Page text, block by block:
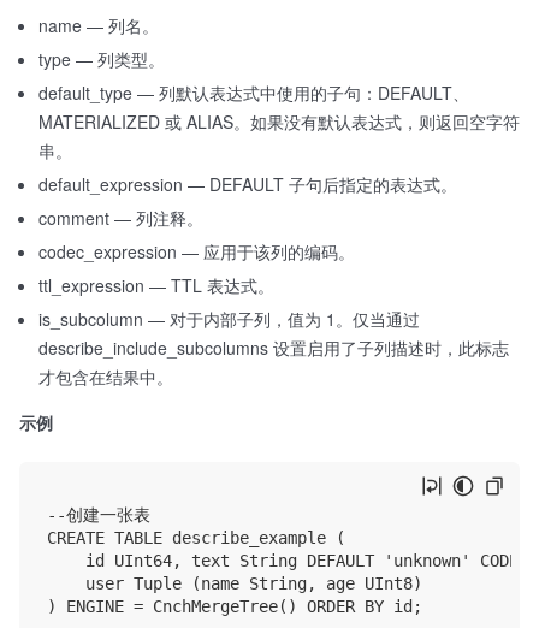
name — 列名。
type — 列类型。
default_type — 列默认表达式中使用的子句：DEFAULT、
MATERIALIZED 或 ALIAS。如果没有默认表达式，则返回空字符
串。
default_expression — DEFAULT 子句后指定的表达式。
comment — 列注释。
codec_expression — 应用于该列的编码。
ttl_expression — TTL 表达式。
is_subcolumn — 对于内部子列，值为 1。仅当通过
describe_include_subcolumns 设置启用了子列描述时，此标志
才包含在结果中。
示例
--创建一张表
CREATE TABLE describe_example (
id UInt64, text String DEFAULT 'unknown'
    user Tuple (name String, age UInt8)
) ENGINE = CnchMergeTree() ORDER BY id;